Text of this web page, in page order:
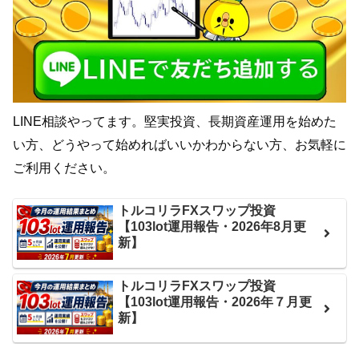
LINE相談やってます。堅実投資、長期資産運用を始めた
い方、どうやって始めればいいかわからない方、お気軽に
ご利用ください。
トルコリラFXスワップ投資
【103lot運用報告・2026年8月更
新】
トルコリラFXスワップ投資
【103lot運用報告・2026年７月更
新】